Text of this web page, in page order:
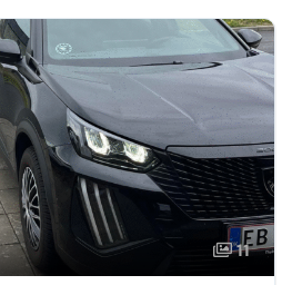
11